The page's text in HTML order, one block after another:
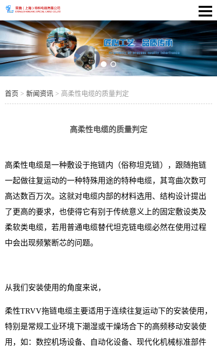
首页 > 新闻资讯 > 高柔性电缆的质量判定
高柔性电缆的质量判定
高柔性电缆是一种敷设于拖链内（俗称坦克链），跟随拖链
一起做往复运动的一种特殊用途的特种电缆，其弯曲次数可
高达数百万次。这就对电缆内部的材料选用、结构设计提出
了更高的要求，也使得它有别于传统意义上的固定敷设类及
柔软类电缆，若用普通电缆替代坦克链电缆必然在使用过程
中会出现频繁断芯的问题。
从我们安装使用的角度来说，
柔性TRVV拖链电缆主要适用于连续往复运动下的安装使用，
特别是常规工业环境下潮湿或干燥场合下的高频移动安装使
用，如：数控机场设备、自动化设备、现代化机械标准部件